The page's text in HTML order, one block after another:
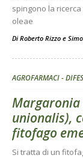
spingono la
oleae
Di Roberto Rizzo e
AGROFARMACI -
Margaronia
unionalis),
fitofago
Si tratta di un